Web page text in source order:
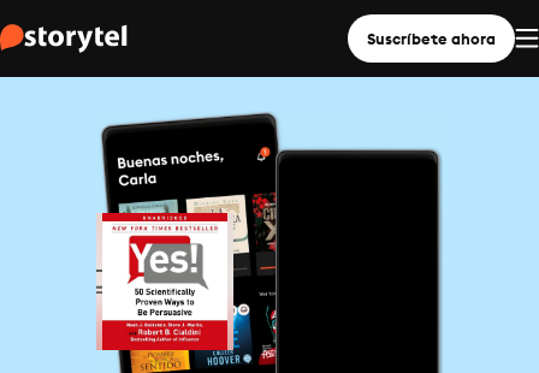
Suscríbete ahora